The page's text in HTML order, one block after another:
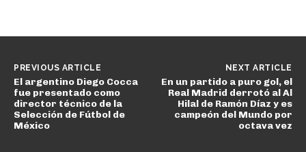
PREVIOUS ARTICLE
El argentino Diego Cocca
fue presentado como
director técnico de la
Selección de Fútbol de
México
NEXT ARTICLE
En un partido a puro gol, el
Real Madrid derrotó al Al
Hilal de Ramón Díaz y es
campeón del Mundo por
octava vez